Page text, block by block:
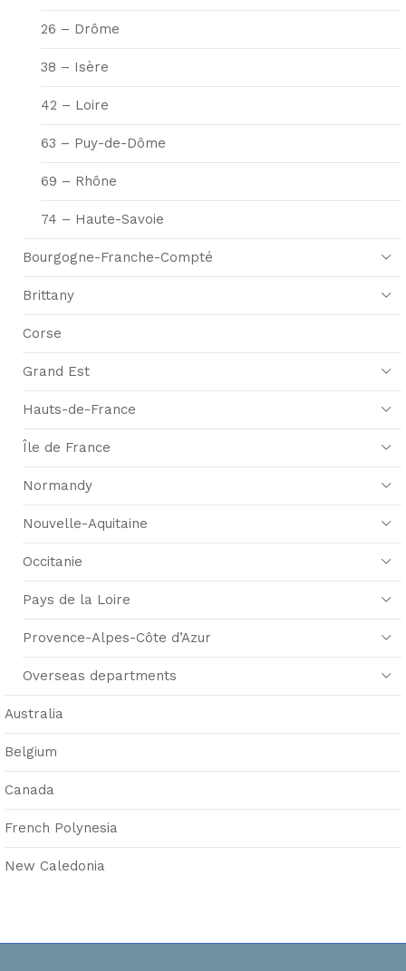
26 – Drôme
38 – Isère
42 – Loire
63 – Puy-de-Dôme
69 – Rhône
74 – Haute-Savoie
Bourgogne-Franche-Compté
Brittany
Corse
Grand Est
Hauts-de-France
Île de France
Normandy
Nouvelle-Aquitaine
Occitanie
Pays de la Loire
Provence-Alpes-Côte d’Azur
Overseas departments
Australia
Belgium
Canada
French Polynesia
New Caledonia